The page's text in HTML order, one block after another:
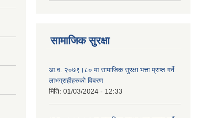
सामाजिक सुरक्षा
आ.व. २०७९।८० मा सामाजिक सुरक्षा भत्ता प्राप्त गर्ने
लाभग्राहीहरुको विवरण
मिति: 01/03/2024 - 12:33